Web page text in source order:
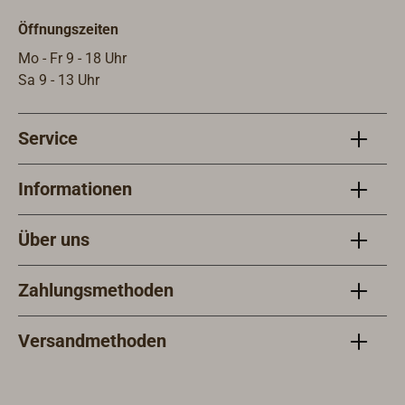
Öffnungszeiten
Mo - Fr 9 - 18 Uhr
Sa 9 - 13 Uhr
Service
Informationen
Über uns
Zahlungsmethoden
Versandmethoden